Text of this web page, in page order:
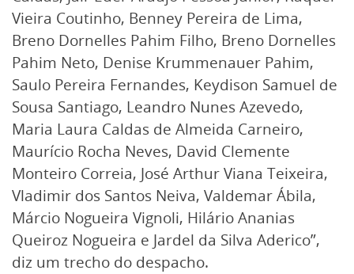
Vieira Coutinho, Benney Pereira de Lima,
Breno Dornelles Pahim Filho, Breno Dornelles
Pahim Neto, Denise Krummenauer Pahim,
Saulo Pereira Fernandes, Keydison Samuel de
Sousa Santiago, Leandro Nunes Azevedo,
Maria Laura Caldas de Almeida Carneiro,
Maurício Rocha Neves, David Clemente
Monteiro Correia, José Arthur Viana Teixeira,
Vladimir dos Santos Neiva, Valdemar Ábila,
Márcio Nogueira Vignoli, Hilário Ananias
Queiroz Nogueira e Jardel da Silva Aderico”,
diz um trecho do despacho.